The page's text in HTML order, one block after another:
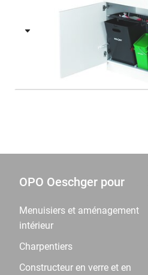
OPO Oeschger pour
Menuisiers et aménagement
intérieur
Charpentiers
Constructeur en verre et en